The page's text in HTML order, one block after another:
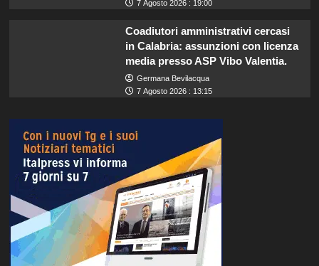
7 Agosto 2026 : 19:00
Coadiutori amministrativi cercasi
in Calabria: assunzioni con licenza
media presso ASP Vibo Valentia.
Germana Bevilacqua
7 Agosto 2026 : 13:15